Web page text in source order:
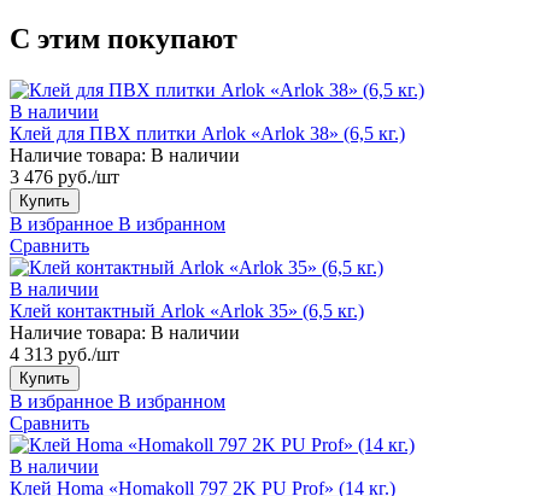
С этим покупают
В наличии
Клей для ПВХ плитки Arlok «Arlok 38» (6,5 кг.)
Наличие товара: В наличии
3 476 руб./шт
Купить
В избранное В избранном
Сравнить
В наличии
Клей контактный Arlok «Arlok 35» (6,5 кг.)
Наличие товара: В наличии
4 313 руб./шт
Купить
В избранное В избранном
Сравнить
В наличии
Клей Homa «Homakoll 797 2K PU Prof» (14 кг.)